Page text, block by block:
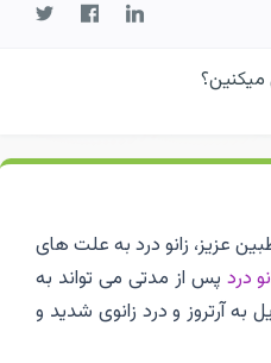
میکنین؟
عزیز، زانو درد به علت های
درد پس از مدتی می تواند به
آرتروز و درد زانوی شدید و